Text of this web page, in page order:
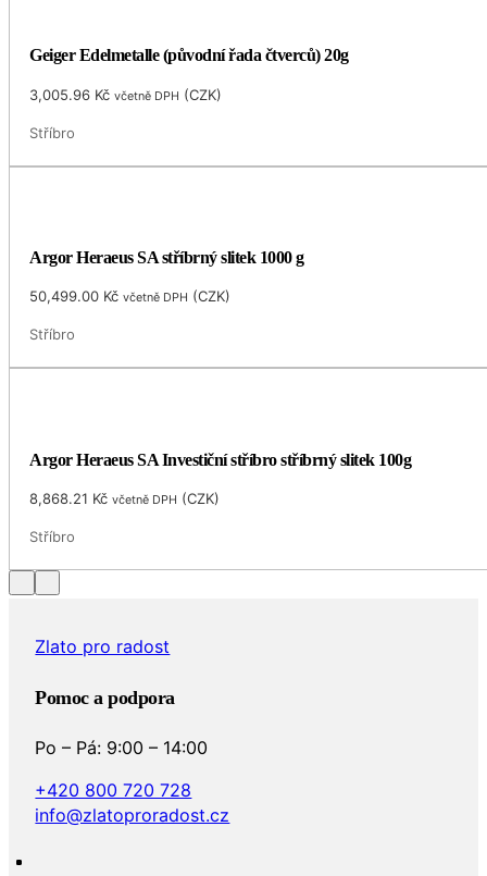
Geiger Edelmetalle (původní řada čtverců) 20g
3,005.96 Kč včetně DPH (CZK)
Stříbro
Argor Heraeus SA stříbrný slitek 1000 g
50,499.00 Kč včetně DPH (CZK)
Stříbro
Argor Heraeus SA Investiční stříbro stříbrný slitek 100g
8,868.21 Kč včetně DPH (CZK)
Stříbro
Zlato pro radost
Pomoc a podpora
Po – Pá: 9:00 – 14:00
+420 800 720 728
info@zlatoproradost.cz